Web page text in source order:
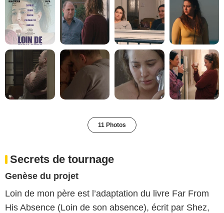
11 Photos
Secrets de tournage
Genèse du projet
Loin de mon père est l’adaptation du livre Far From
His Absence (Loin de son absence), écrit par Shez,